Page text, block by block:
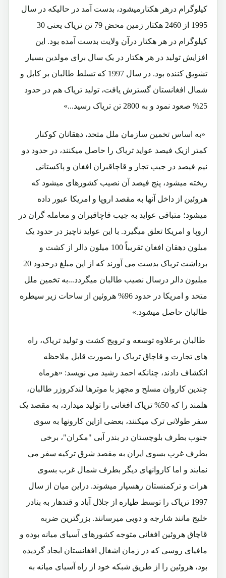
کیلوگرام درهر هکتارمیشود، بدست آمد در حالیکه در سال
1995 از 2460 هکتار زمین محض 79 تن تریاک یعنی 30
کیلوگرام در هر هکتار درآن ولایت بدست آمده بود. این
افزایش تولید در هر هکتار در یک سال برای مولدین بسیار
تشویق کننده بود. در سال 1997 که تسلط طالبان بر کابل و
شمال افغانستان گسترش یافت، تولید تریاک هم در حدود
25% صعود نمود و به 2800 تن تریاک رسید...»
«به اساس تخمین سازمان ملل متحد، دهقانان کوکنار
کمتر ازیک فیصد عواید تریاک را حاصل میکنند، در حدود دو
نیم فیصد در جیب تجار و قاچاقبران افغان و پاکستانی
ریخته میشود، پنج فیصد آن نصیب کشورهای میشود که
هروئین از داخل آنها به مقصد اروپا و امریکا عبور داده
میشود؛ متباقی عواید به جیب قاچاقبران و معامله گران در
اروپا و امریکا تعلق میگیرد. با این عواید ناچیز در حدود یک
میلون دهقان افغان تقریباً 100 میلون دالر از کشت و
برداشت تریاک بدست می آورند که از این مبلغ درحدود 20
میلیون دالر درسال نصیب طالبان میگردد...به تخمین ملل
متحد و امریکا در حدود 96% هروئین از ساحات زیر سیطره
طالبان حاصل میشود.»
طالبان برعلاوه توسعه و ترویج کشت و تولید تریاک، راه
های تجارت و قاچاق تریاک را بصورت قابل ملاحظه
انکشاف دادند، چنانکه احمد رشید می نویسد: «هرماه
چندین کاروان مسلح و مجهز با موترها لندکروزر طالبان،
هلمند را که 50% تریاک افغانی را تولید میدارد، به مقصد یک
سفر طولانی ترک میکنند، بعضی ازاین کارونها به سوی
جنوب بطرف بلوچستان در بندر آبی "مکران"، برخی
بطرف غرب بسوی ایران به مقصد شرق ترکیه سفر می
نمایند و اما کاروانهای دیگر بطرف شمال غرب بسوی
هرات و ترکمنستان رهسپار میشوند. دراین میان از سال
1997 تریاک را توسط طیاره از جلال آباد و قندهار به بنادر
خلیج مانند شارجه و دوبی میرسانند. بزرگترین ضربه
قاچاق هروئین افغانی متوجه کشورهای آسیای میانه بوده و
مافیای روسی که در زمان اشغال افغانستان ایجاد گردیده
بود، هروئین را از طریق شبکه خود از راه آسیای میانه به